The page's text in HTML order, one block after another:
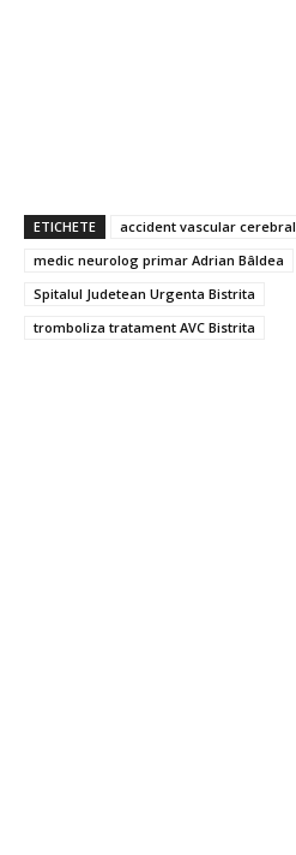
ETICHETE accident vascular cerebral
medic neurolog primar Adrian Bâldea
Spitalul Judetean Urgenta Bistrita
tromboliza tratament AVC Bistrita